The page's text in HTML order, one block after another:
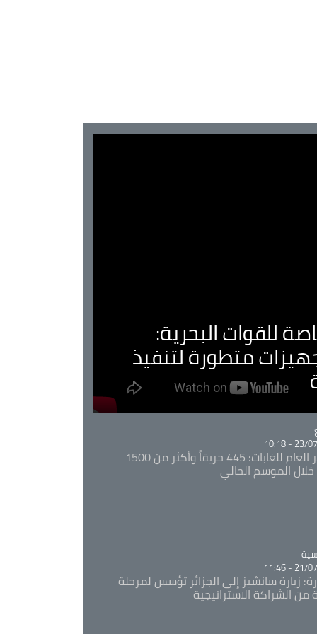
للقوات البحرية:
متطورة لتنفيذ
23/07/
المدير العام للغابات: 445 حريقاً وأكثر من 1500
الموسم الحالي
21/07/
زيارة سانشيز إلى الجزائر تؤسس لمرحلة
من الشراكة الاستراتيجية